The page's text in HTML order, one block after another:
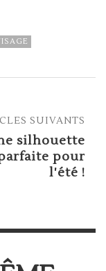
SUIVANTS
silhouette
pour
l'été !